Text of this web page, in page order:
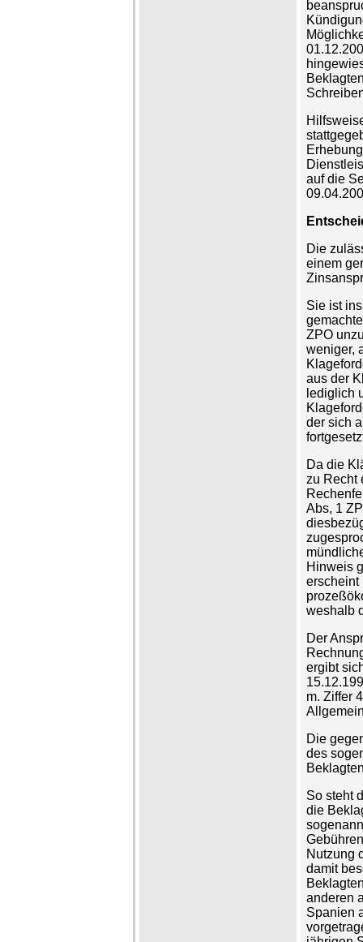
auf die
Die
einem
Sie ist
ZPO
weniger,
aus der
lediglich
der sich
Da die
zu Recht
Abs, 1
Hinweis
erscheint
weshalb
Der
ergibt
m. Ziffer
Die
des
So steht
die
Nutzung
damit
anderen
Spanien